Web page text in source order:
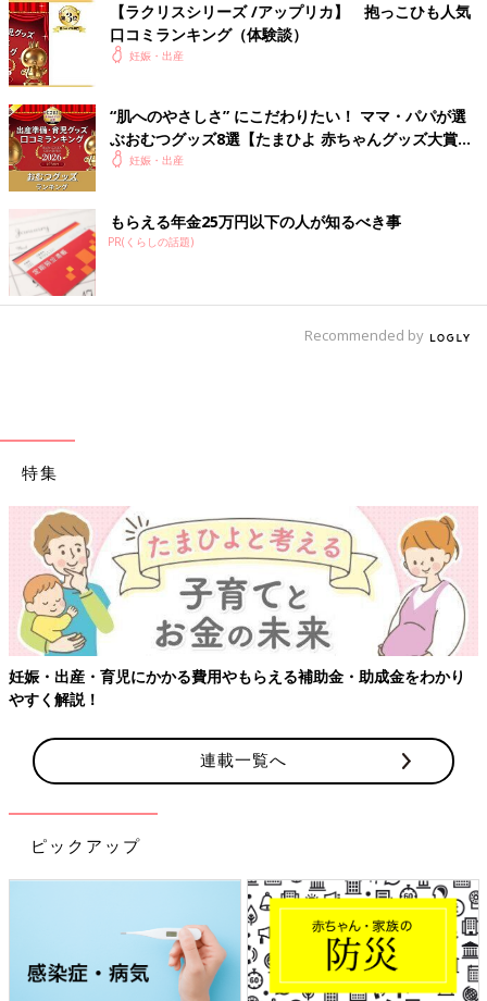
【ラクリスシリーズ /アップリカ】 抱っこひも人気
口コミランキング（体験談）
妊娠・出産
“肌へのやさしさ” にこだわりたい！ ママ・パパが選
ぶおむつグッズ8選【たまひよ 赤ちゃんグッズ大賞
2026】
妊娠・出産
もらえる年金25万円以下の人が知るべき事
PR(くらしの話題)
Recommended by
特集
かり
【ワクチン接種できるものも】妊婦の感染症対策、知って
連載一覧へ
ピックアップ